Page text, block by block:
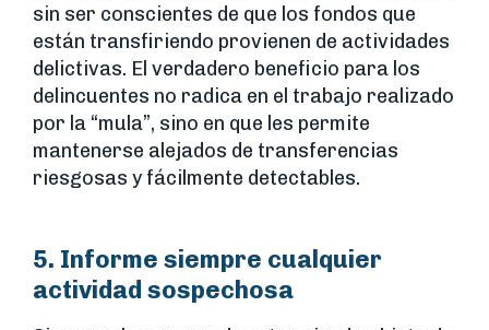
sin ser conscientes de que los fondos que
están transfiriendo provienen de actividades
delictivas. El verdadero beneficio para los
delincuentes no radica en el trabajo realizado
por la “mula”, sino en que les permite
mantenerse alejados de transferencias
riesgosas y fácilmente detectables.
5. Informe siempre cualquier
actividad sospechosa